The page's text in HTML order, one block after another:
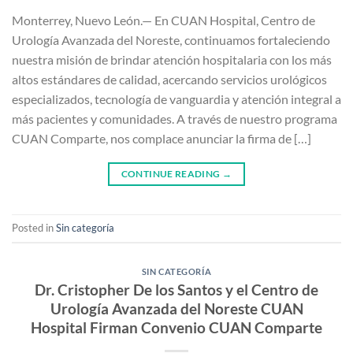
Monterrey, Nuevo León.— En CUAN Hospital, Centro de
Urología Avanzada del Noreste, continuamos fortaleciendo
nuestra misión de brindar atención hospitalaria con los más
altos estándares de calidad, acercando servicios urológicos
especializados, tecnología de vanguardia y atención integral a
más pacientes y comunidades. A través de nuestro programa
CUAN Comparte, nos complace anunciar la firma de […]
CONTINUE READING →
Posted inSin categoría
SIN CATEGORÍA
Dr. Cristopher De los Santos y el Centro de
Urología Avanzada del Noreste CUAN
Hospital Firman Convenio CUAN Comparte